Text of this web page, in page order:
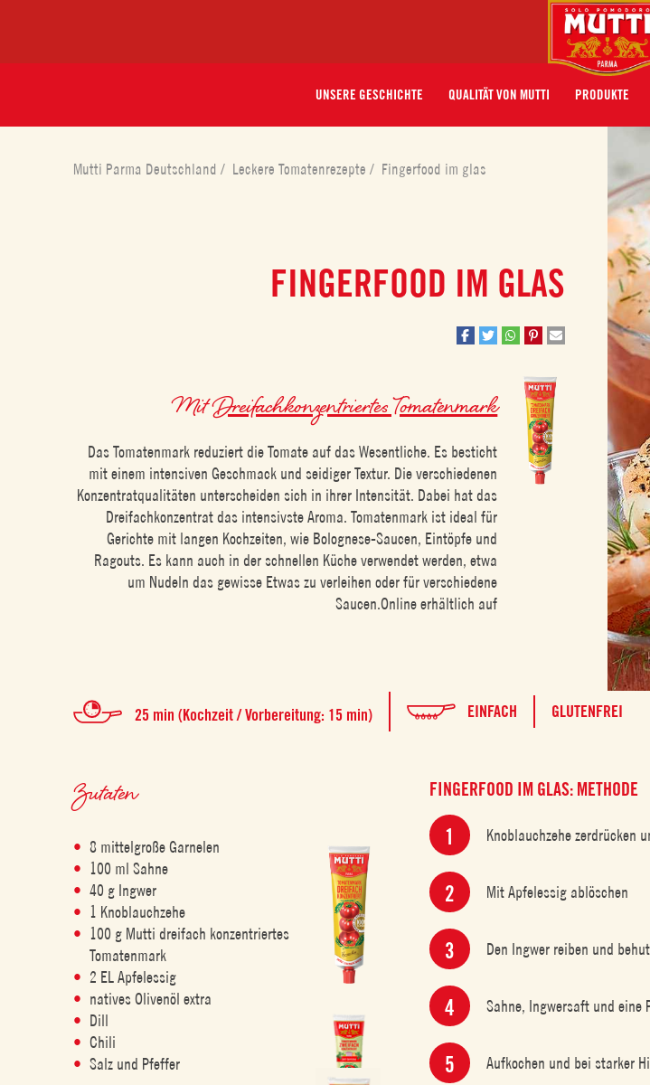
UNSERE GESCHICHTE QUALITÄT VON MUTTI PRODUKTE
Mutti Parma Deutschland/ Leckere Tomatenrezepte/ Fingerfood im glas
FINGERFOOD IM GLAS
MitDreifachkonzentriertes Tomatenmark
Das Tomatenmark reduziert die Tomate auf das Wesentliche. Es besticht
mit einem intensiven Geschmack und seidiger Textur. Die verschiedenen
Konzentratqualitäten unterscheiden sich in ihrer Intensität. Dabei hat das
Dreifachkonzentrat das intensivste Aroma. Tomatenmark ist ideal für
Gerichte mit langen Kochzeiten, wie Bolognese-Saucen, Eintöpfe und
Ragouts. Es kann auch in der schnellen Küche verwendet werden, etwa
um Nudeln das gewisse Etwas zu verleihen oder für verschiedene
Saucen.Online erhältlich auf
25 min (Kochzeit / Vorbereitung: 15 min) EINFACH GLUTENFREI
Zutaten
8 mittelgroße Garnelen
100 ml Sahne
40 g Ingwer
1 Knoblauchzehe
100 g Mutti dreifach konzentriertes
Tomatenmark
2 EL Apfelessig
natives Olivenöl extra
Dill
Chili
Salz und Pfeffer
FINGERFOOD IM GLAS: METHODE
Knoblauchzehe zerdrücken
Mit Apfelessig ablöschen
Den Ingwer reiben und
Sahne, Ingwersaft und eine
Aufkochen und bei starker